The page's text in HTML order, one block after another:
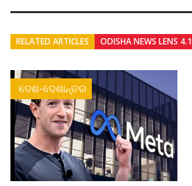
RELATED ARTICLES ODISHA NEWS LENS 4.1
ଦେଶ-ଦେଶାନ୍ତର